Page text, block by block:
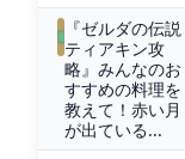
『ゼルダの伝説
ティアキン攻
略』みんなのお
すすめの料理を
教えて！赤い月
が出ている...